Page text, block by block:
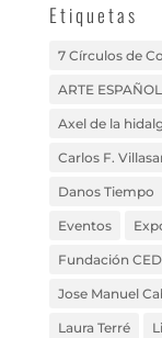
Etiquetas
7 Círculos de
ARTE ESPAÑOL
Axel de la
Carlos F.
Danos Tiempo
Eventos
Fundación
Jose Manuel
Laura Terré